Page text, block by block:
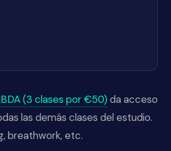
(3 clases por €50)da acceso
las demás clases del estudio.
breathwork, etc.